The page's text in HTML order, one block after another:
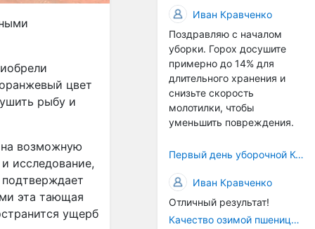
цвет
рыбу и
на возможную
исследование,
подтверждает
эта тающая
ущерб
это в рамках
существующих реалий для
людей принимающих
решения как раз хорошо,
само село окажется при
деле, да и количество
задействованных в
сельхозпоризводстве
кадров таким образом
Иван Кравченко
Поздравляю с началом
уборки. Горох досушите
примерно до 14% для
длительного хранения и
снизьте скорость
молотилки, чтобы
уменьшить повреждения.
Первый день уборочной Компании 2026🫡Считаю открытым.
Иван Кравченко
Отличный результат!
Качество озимой пшеницы 2026 год